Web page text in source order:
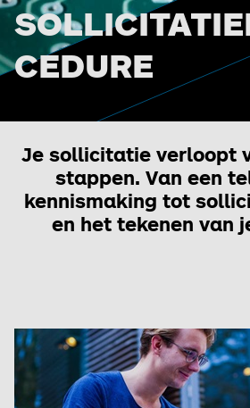
CEDURE
Je sollicitatie verloopt
stappen. Van een
kennismaking tot
en het tekenen van